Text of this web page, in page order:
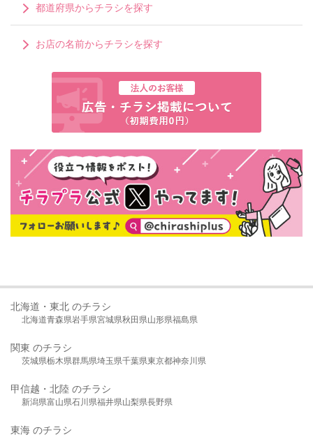
都道府県からチラシを探す
お店の名前からチラシを探す
北海道・東北 のチラシ
北海道青森県岩手県宮城県秋田県山形県福島県
関東 のチラシ
茨城県栃木県群馬県埼玉県千葉県東京都神奈川県
甲信越・北陸 のチラシ
新潟県富山県石川県福井県山梨県長野県
東海 のチラシ